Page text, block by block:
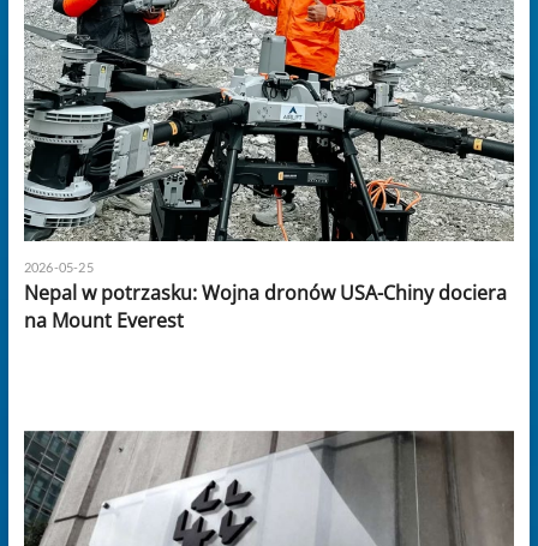
2026-05-25
Nepal w potrzasku: Wojna dronów USA-Chiny dociera
na Mount Everest